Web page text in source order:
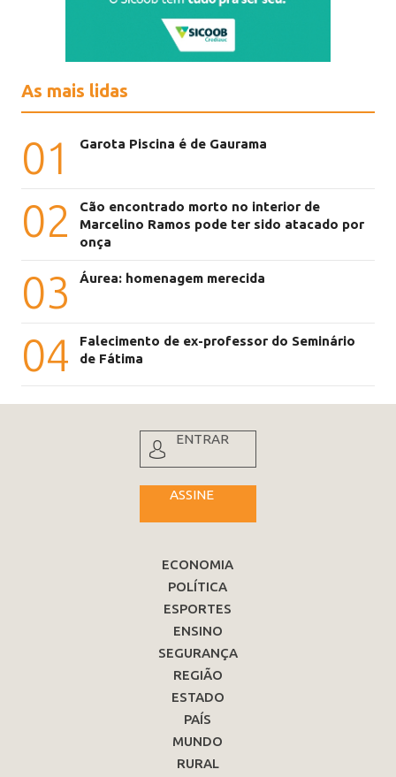
As mais lidas
01 Garota Piscina é de Gaurama
02
Cão encontrado morto no interior de
Marcelino Ramos pode ter sido atacado por
onça
03 Áurea: homenagem merecida
04
Falecimento de ex-professor do Seminário
de Fátima
ENTRAR
ASSINE
ECONOMIA
POLÍTICA
ESPORTES
ENSINO
SEGURANÇA
REGIÃO
ESTADO
PAÍS
MUNDO
RURAL